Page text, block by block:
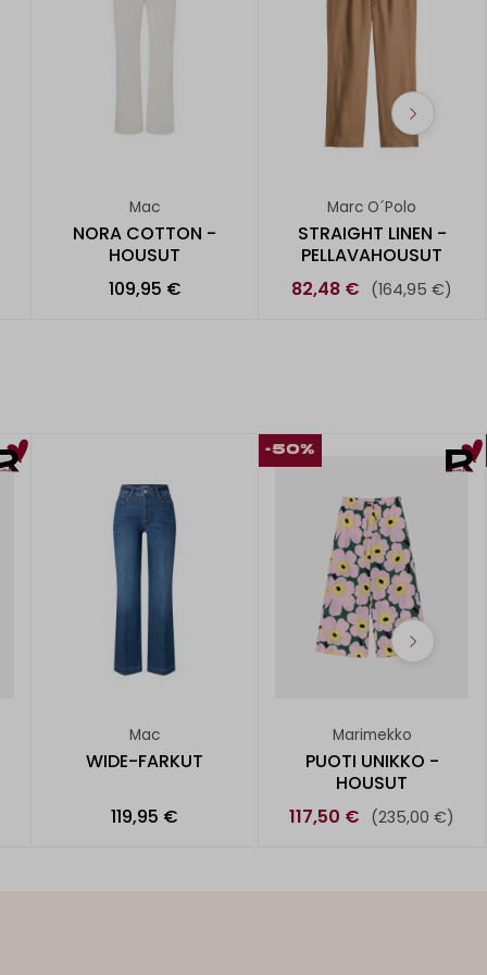
Mac
NORA COTTON -
HOUSUT
109,95 €
Marc O´Polo
STRAIGHT LINEN -
PELLAVAHOUSUT
82,48 € (164,95 €)
Mac
WIDE-FARKUT
119,95 €
-50%
Marimekko
PUOTI UNIKKO -
HOUSUT
117,50 € (235,00 €)